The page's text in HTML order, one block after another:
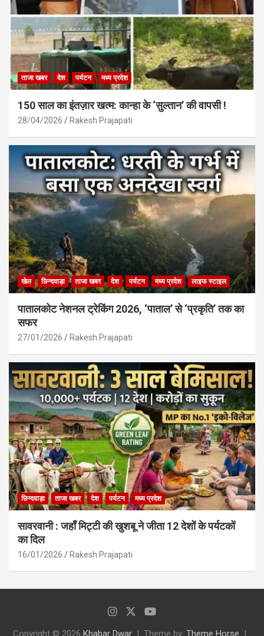
ताजा खबर देश पर्यटन मध्य प्रदेश
150 साल का इंतज़ार खत्म: कान्हा के ‘सुल्तान’ की वापसी !
28/04/2026 Rakesh Prajapati
खेल छिन्दवाड़ा ताजा खबर देश पर्यटन मध्य प्रदेश लाइफ स्टाइल
पातालकोट नेशनल ट्रेकिंग 2026, ‘पाताल’ से ‘प्रकृति’ तक का
सफर
27/01/2026 Rakesh Prajapati
छिन्दवाड़ा ताजा खबर देश पर्यटन मध्य प्रदेश
सावरवानी : जहाँ मिट्टी की खुशबू ने जीता 12 देशों के पर्यटकों
का दिल
16/01/2026 Rakesh Prajapati
Copyright © 2026 Khabar Dwar Theme by: Theme Horse